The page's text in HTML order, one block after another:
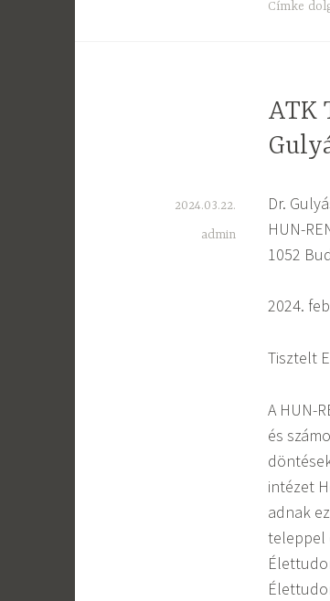
Címke
ATK
2024.03.22.
admin
Dr.
HUN-
1052
2024.
Tisztelt
A HUN-
és
intézet
adnak
teleppel